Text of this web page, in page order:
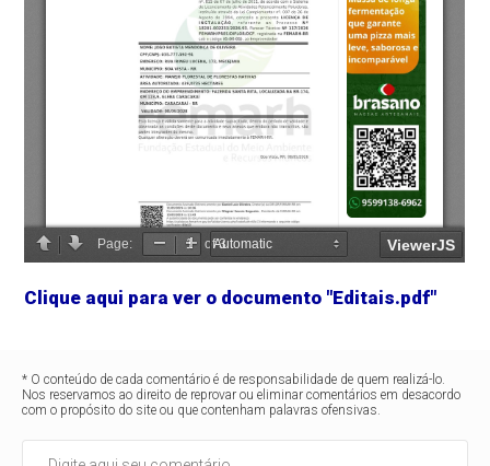
Clique aqui para ver o documento "Editais.pdf"
* O conteúdo de cada comentário é de responsabilidade de quem realizá-lo.
Nos reservamos ao direito de reprovar ou eliminar comentários em desacordo
com o propósito do site ou que contenham palavras ofensivas.